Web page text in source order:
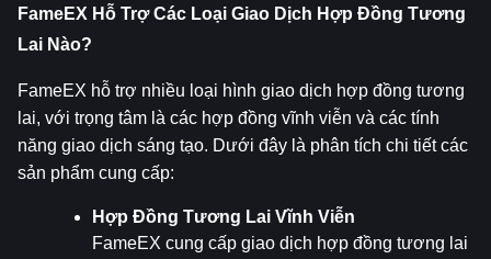
FameEX Hỗ Trợ Các Loại Giao Dịch Hợp Đồng Tương
Lai Nào?
FameEX hỗ trợ nhiều loại hình giao dịch hợp đồng tương
lai, với trọng tâm là các hợp đồng vĩnh viễn và các tính
năng giao dịch sáng tạo. Dưới đây là phân tích chi tiết các
sản phẩm cung cấp:
Hợp Đồng Tương Lai Vĩnh Viễn
FameEX cung cấp giao dịch hợp đồng tương lai